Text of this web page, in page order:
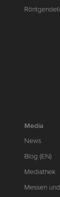
Media
News
Blog (EN)
Mediathek
Messen